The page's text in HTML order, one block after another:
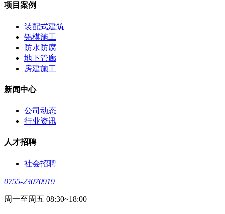
项目案例
装配式建筑
铝模施工
防水防腐
地下管廊
房建施工
新闻中心
公司动态
行业资讯
人才招聘
社会招聘
0755-23070919
周一至周五 08:30~18:00